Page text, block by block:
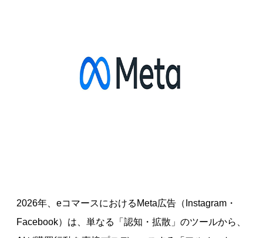
2026年、eコマースにおけるMeta広告（Instagram・
Facebook）は、単なる「認知・拡散」のツールから、